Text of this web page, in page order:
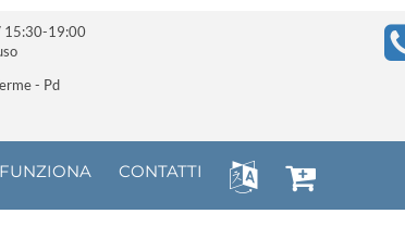
15:30-19:00
- Pd
CONTATTI